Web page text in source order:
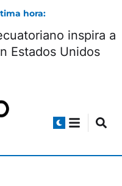
hora:
inspira a
Estados Unidos